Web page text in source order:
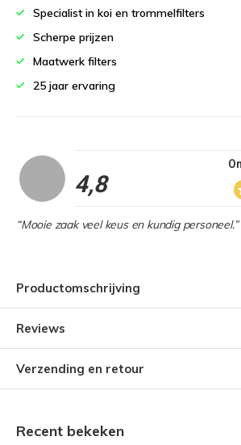
Specialist in koi en trommelfilters
Scherpe prijzen
Maatwerk filters
25 jaar ervaring
4,8
“Mooie zaak veel keus en kundig personeel.”
Productomschrijving
Reviews
Verzending en retour
Recent bekeken